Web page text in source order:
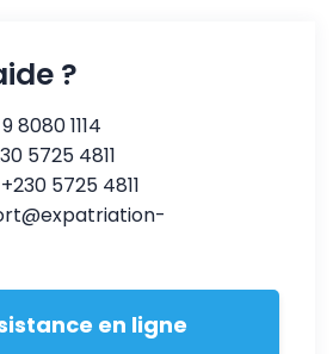
?
8080 1114
5725 4811
+230 5725 4811
en ligne